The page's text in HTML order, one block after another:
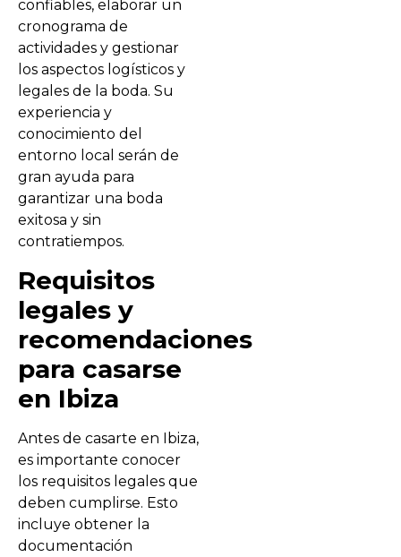
confiables, elaborar un
cronograma de
actividades y gestionar
los aspectos logísticos y
legales de la boda. Su
experiencia y
conocimiento del
entorno local serán de
gran ayuda para
garantizar una boda
exitosa y sin
contratiempos.
Requisitos
legales y
recomendaciones
para casarse
en Ibiza
Antes de casarte en Ibiza,
es importante conocer
los requisitos legales que
deben cumplirse. Esto
incluye obtener la
documentación